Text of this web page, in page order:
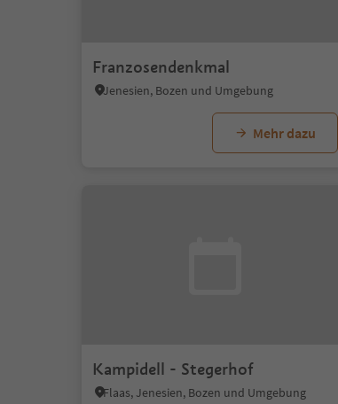
Franzosendenkmal
Jenesien, Bozen und Umgebung
Mehr dazu
Kampidell - Stegerhof
Flaas, Jenesien, Bozen und Umgebung